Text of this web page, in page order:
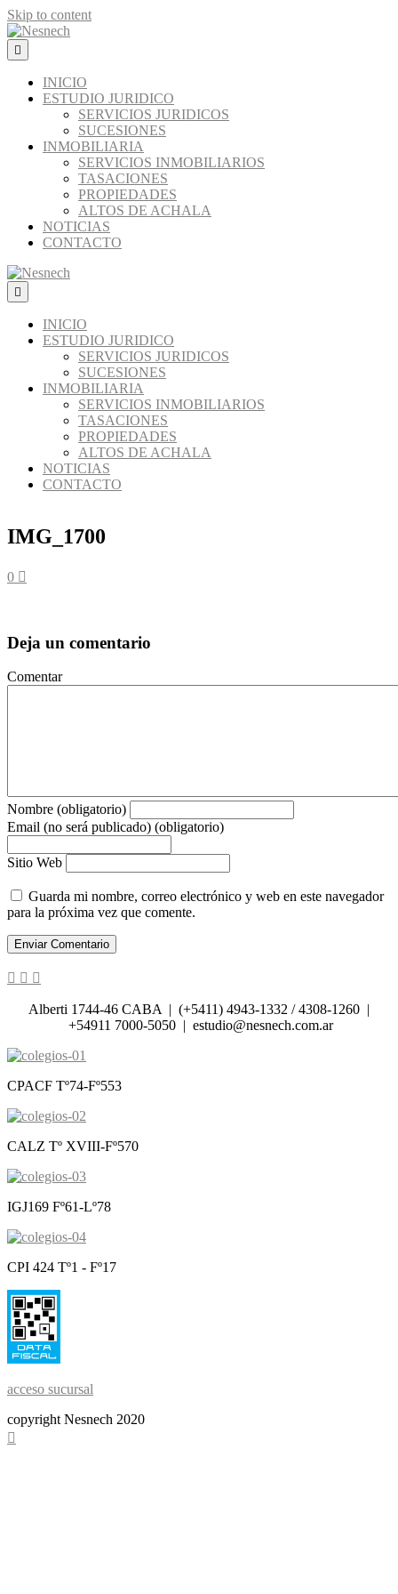
Skip to content
INICIO
ESTUDIO JURIDICO
SERVICIOS JURIDICOS
SUCESIONES
INMOBILIARIA
SERVICIOS INMOBILIARIOS
TASACIONES
PROPIEDADES
ALTOS DE ACHALA
NOTICIAS
CONTACTO
INICIO
ESTUDIO JURIDICO
SERVICIOS JURIDICOS
SUCESIONES
INMOBILIARIA
SERVICIOS INMOBILIARIOS
TASACIONES
PROPIEDADES
ALTOS DE ACHALA
NOTICIAS
CONTACTO
IMG_1700
0
Deja un comentario
Comentar
Nombre (obligatorio)
Email (no será publicado) (obligatorio)
Sitio Web
Guarda mi nombre, correo electrónico y web en este navegador
para la próxima vez que comente.
Alberti 1744-46 CABA | (+5411) 4943-1332 / 4308-1260 |
+54911 7000-5050 | estudio@nesnech.com.ar
CPACF Tº74-Fº553
CALZ Tº XVIII-Fº570
IGJ169 Fº61-Lº78
CPI 424 Tº1 - Fº17
acceso sucursal
copyright Nesnech 2020
Scroll